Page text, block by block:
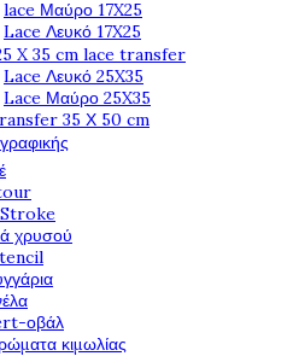
lace Μαύρο 17X25
Lace Λευκό 17X25
X 35 cm lace transfer
Lace Λευκό 25X35
Lace Μαύρο 25X35
35 Χ 50 cm
Stroke
χρυσού
οβάλ
κιμωλίας